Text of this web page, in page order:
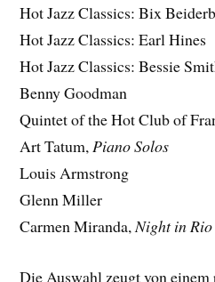
Hot Jazz Classics: Bix
Hot Jazz Classics: Earl Hines
Hot Jazz Classics: Bessie
Benny Goodman
Quintet of the Hot Club of
Art Tatum,Piano Solos
Louis Armstrong
Glenn Miller
Carmen Miranda,Night in Rio
Die Auswahl zeugt von